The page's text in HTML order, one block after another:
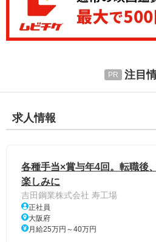
注目
求人情報
各種手当×賞与年4回。転職後
楽しみに
吉田鋼業株式会社 寿工場
正社員
大阪府
月給25万円～40万円